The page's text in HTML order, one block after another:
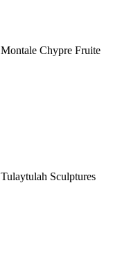
Montale Chypre Fruite
Tulaytulah Sculptures